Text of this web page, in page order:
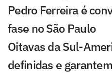
Pedro Ferreira é
fase no São Paulo
Oitavas da Sul-
definidas e